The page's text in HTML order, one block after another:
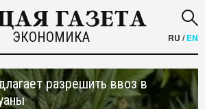
ЭКОНОМИКА RU /EN
разрешить ввоз в